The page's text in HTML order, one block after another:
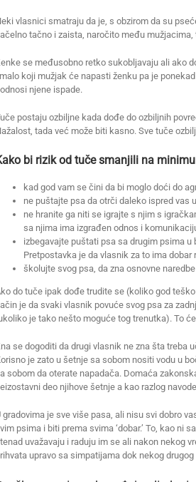
vlasnici smatraju da je, s obzirom da su
tačno i zaista, naročito među
se međusobno retko sukobljavaju ali ako
koji mužjak će napasti ženku pa je
njene ispade.
postaju ozbiljne kada dođe do ozbiljnih
tada već može biti kasno. Sve tuče
bi rizik od tuče smanjili na
kad god vam se čini da bi moglo doći do
ne puštajte psa da otrči daleko ispred vas
ne hranite ga niti se igrajte s njim s
sa njima ima izgrađen odnos i
izbegavajte puštati psa sa drugim psima u
Pretpostavka je da vlasnik za to ima dobar
školujte svog psa, da zna osnovne
do tuče ipak dođe trudite se (koliko god
je da svaki vlasnik povuće svog psa za
je tako nešto moguće tog trenutka). To
se dogoditi da drugi vlasnik ne zna šta treba
je zato u šetnje sa sobom nositi vodu u
sobom da oterate napadača. Domaća
deo njihove šetnje a kao razlog
gradovima je sve više pasa, ali nisu svi dobro
psima i biti prema svima ‘dobar.’ To, kao ni
uvažavaju i raduju im se ali nakon nekog
upravo sa simpatijama dok nekog